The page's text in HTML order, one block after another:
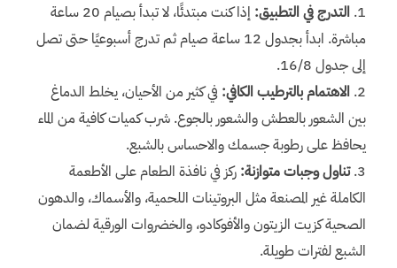
التدرج في التطبيق:
إذا كنت مبتدئًا، لا تبدأ بصيام 20 ساعة
مباشرة. ابدأ بجدول 12 ساعة صيام ثم تدرج أسبوعيًا حتى تصل
إلى جدول 16/8.
الاهتمام بالترطيب الكافي: في كثير من الأحيان، يخلط الدماغ
بين الشعور بالعطش والشعور بالجوع. شرب كميات كافية من الماء
يحافظ على رطوبة جسمك والاحساس بالشبع.
تناول وجبات متوازنة: ركز في نافذة الطعام على الأطعمة
الكاملة غير المصنعة مثل البروتينات اللحمية، والأسماك، والدهون
الصحية كزيت الزيتون والأفوكادو، والخضروات الورقية لضمان
الشبع لفترات طويلة.